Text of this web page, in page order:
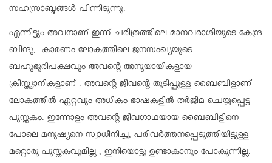
സഹസ്രാബ്ദങ്ങൾ പിന്നിടുന്നു.
എന്നിട്ടും അവനാണ് ഇന്ന് ചരിത്രത്തിലെ മാനവരാശിയുടെ കേന്ദ്ര
ബിന്ദു, കാരണം ലോകത്തിലെ ജനസംഖ്യയുടെ
ബഹുഭൂരിപക്ഷവും അവന്റെ അനുയായികളായ
ക്രിസ്ത്യാനികളാണ് . അവന്റെ ജീവന്റെ തുടിപ്പുള്ള ബൈബിളാണ്
ലോകത്തിൽ ഏറ്റവും അധികം ഭാഷകളിൽ തർജിമ ചെയ്യപ്പെട്ട
പുസ്തകം. ഇന്നോളം അവന്റെ ജീവഗാഥയായ ബൈബിളിനെ
പോലെ മനുഷ്യനെ സ്വാധീനിച്ച, പരിവർത്തനപ്പെടുത്തിയിട്ടുള്ള
മറ്റൊരു പുസ്തകവുമില്ല , ഇനിയൊട്ടു ഉണ്ടാകാനും പോകുന്നില്ല.